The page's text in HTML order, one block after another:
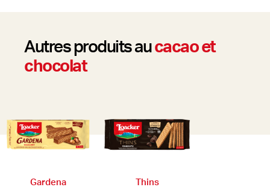
Autres produits aucacao et
chocolat
Gardena Thins